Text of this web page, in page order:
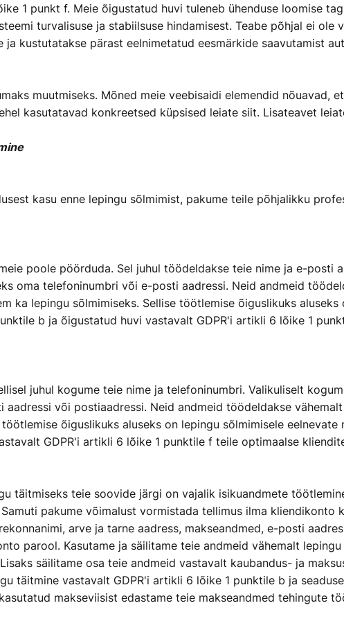
1 punkt f. Meie õigustatud huvi tuleneb ühenduse loomise
turvalisuse ja stabiilsuse hindamisest. Teabe põhjal ei
kustutatakse pärast eelnimetatud eesmärkide saavutamist
muutmiseks. Mõned meie veebisaidi elemendid nõuavad,
kasutatavad konkreetsed küpsised leiate siit. Lisateavet
kasu enne lepingu sõlmimist, pakume teile põhjalikku
poole pöörduda. Sel juhul töödeldakse teie nime ja e-posti
oma telefoninumbri või e-posti aadressi. Neid andmeid
ka lepingu sõlmimiseks. Sellise töötlemise õiguslikuks
b ja õigustatud huvi vastavalt GDPR'i artikli 6 lõike 1
juhul kogume teie nime ja telefoninumbri. Valikuliselt
või postiaadressi. Neid andmeid töödeldakse
õiguslikuks aluseks on lepingu sõlmimisele
GDPR'i artikli 6 lõike 1 punktile f teile optimaalse
täitmiseks teie soovide järgi on vajalik isikuandmete
pakume võimalust vormistada tellimus ilma kliendikonto
arve ja tarne aadress, makseandmed, e-posti
parool. Kasutame ja säilitame teie andmeid vähemalt
säilitame osa teie andmeid vastavalt kaubandus- ja
täitmine vastavalt GDPR'i artikli 6 lõike 1 punktile b ja
makseviisist edastame teie makseandmed tehingute